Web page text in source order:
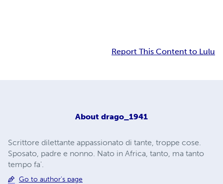
Report This Content to Lulu
About drago_1941
Scrittore dilettante appassionato di tante, troppe cose.
Sposato, padre e nonno. Nato in Africa, tanto, ma tanto
tempo fa'.
Go to author's page